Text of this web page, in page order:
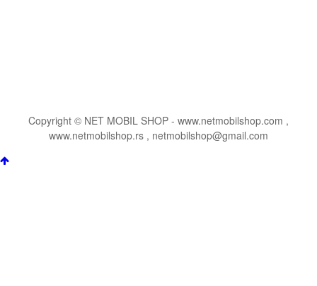
Copyright © NET MOBIL SHOP - www.netmobilshop.com ,
www.netmobilshop.rs , netmobilshop@gmail.com